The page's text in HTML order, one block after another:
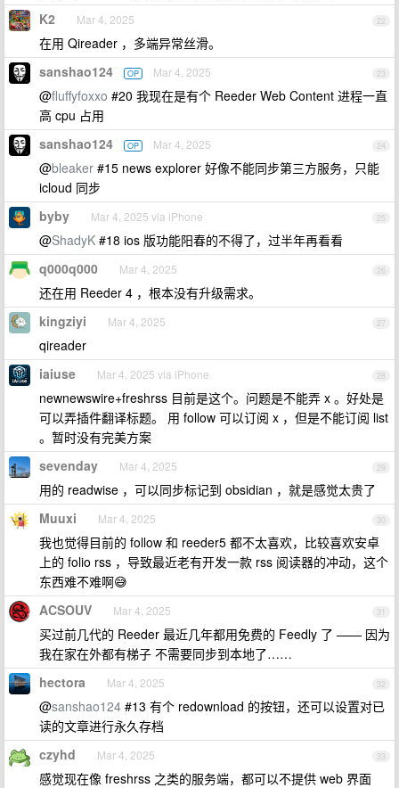
22
K2 Mar 4, 2025
在用 Qireader ，多端异常丝滑。
23
sanshao124 OP Mar 4, 2025
@fluffyfoxxo #20 我现在是有个 Reeder Web Content 进程一直
高 cpu 占用
24
sanshao124 OP Mar 4, 2025
@bleaker #15 news explorer 好像不能同步第三方服务，只能
icloud 同步
25
byby Mar 4, 2025 via iPhone
@ShadyK #18 ios 版功能阳春的不得了，过半年再看看
26
q000q000 Mar 4, 2025
还在用 Reeder 4 ，根本没有升级需求。
27
kingziyi Mar 4, 2025
qireader
28
iaiuse Mar 4, 2025 via iPhone
newnewswire+freshrss 目前是这个。问题是不能弄 x 。好处是
可以弄插件翻译标题。 用 follow 可以订阅 x ，但是不能订阅 list
。暂时没有完美方案
29
sevenday Mar 4, 2025
用的 readwise ，可以同步标记到 obsidian ，就是感觉太贵了
30
Muuxi Mar 4, 2025
我也觉得目前的 follow 和 reeder5 都不太喜欢，比较喜欢安卓
上的 folio rss ，导致最近老有开发一款 rss 阅读器的冲动，这个
东西难不难啊😅
31
ACSOUV Mar 4, 2025
买过前几代的 Reeder 最近几年都用免费的 Feedly 了 —— 因为
我在家在外都有梯子 不需要同步到本地了……
32
hectora Mar 4, 2025
@sanshao124 #13 有个 redownload 的按钮，还可以设置对已
读的文章进行永久存档
33
czyhd Mar 4, 2025
感觉现在像 freshrss 之类的服务端，都可以不提供 web 界面